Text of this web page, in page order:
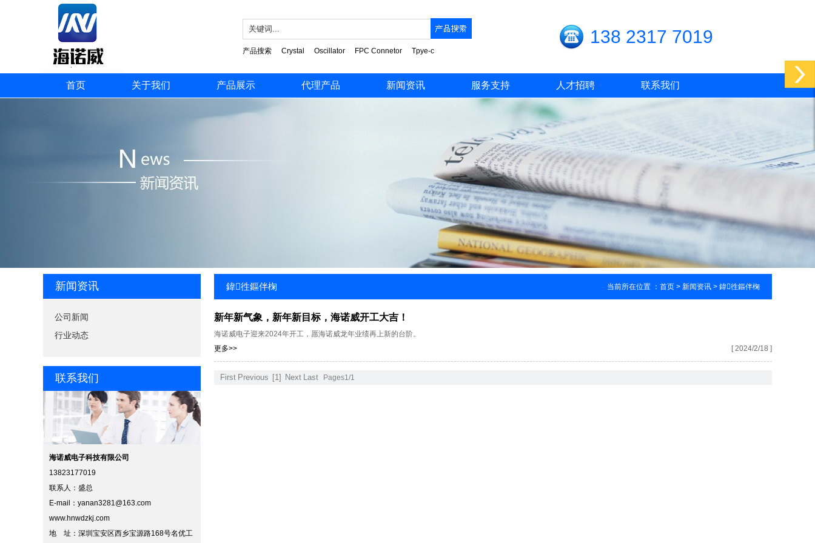
产品搜索 Crystal Oscillator FPC Connetor Tpye-c
138 2317 7019
首页 关于我们 产品展示 代理产品 新闻资讯 服务支持 人才招聘 联系我们
新闻资讯
公司新闻
行业动态
联系我们
海诺威电子科技有限公司
13823177019
联系人：盛总
E-mail： yanan3281@163.com
www.hnwdzkj.com
地 址：深圳宝安区西乡宝源路168号名优工
鍏徃鏂伴椈 当前所在位置 ： 首页 > 新闻资讯 > 鍏徃鏂伴椈
新年新气象，新年新目标，海诺威开工大吉！
海诺威电子迎来2024年开工，愿海诺威龙年业绩再上新的台阶。
[ 2024/2/18 ]
更多>>
First Previous [1] Next Last Pages1/1